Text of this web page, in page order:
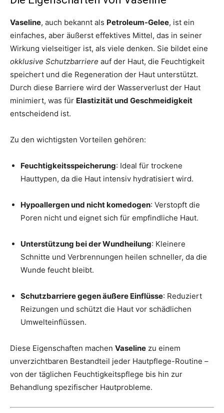
Vaseline, auch bekannt als Petroleum-Gelee, ist ein
einfaches, aber äußerst effektives Mittel, das in seiner
Wirkung vielseitiger ist, als viele denken. Sie bildet eine
okklusive Schutzbarriere auf der Haut, die Feuchtigkeit
speichert und die Regeneration der Haut unterstützt.
Durch diese Barriere wird der Wasserverlust der Haut
minimiert, was für Elastizität und Geschmeidigkeit
entscheidend ist.
Zu den wichtigsten Vorteilen gehören:
Feuchtigkeitsspeicherung: Ideal für trockene
Hauttypen, da die Haut intensiv hydratisiert wird.
Hypoallergen und nicht komedogen: Verstopft die
Poren nicht und eignet sich für empfindliche Haut.
Unterstützung bei der Wundheilung: Kleinere
Schnitte und Verbrennungen heilen schneller, da die
Wunde feucht bleibt.
Schutzbarriere gegen äußere Einflüsse: Reduziert
Reizungen und schützt die Haut vor schädlichen
Umwelteinflüssen.
Diese Eigenschaften machen Vaseline zu einem
unverzichtbaren Bestandteil jeder Hautpflege-Routine –
von der täglichen Feuchtigkeitspflege bis hin zur
Behandlung spezifischer Hautprobleme.